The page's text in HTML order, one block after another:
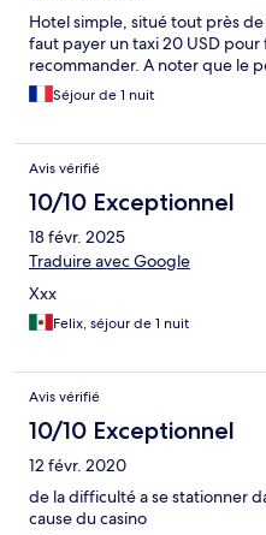
Hotel simple, situé tout près
faut payer un taxi 20 USD pour
recommander. A noter que le
Séjour de 1 nuit
Avis vérifié
10/10 Exceptionnel
18 févr. 2025
Traduire avec Google
Xxx
Felix, séjour de 1 nuit
Avis vérifié
10/10 Exceptionnel
12 févr. 2020
de la difficulté a se stationner
cause du casino